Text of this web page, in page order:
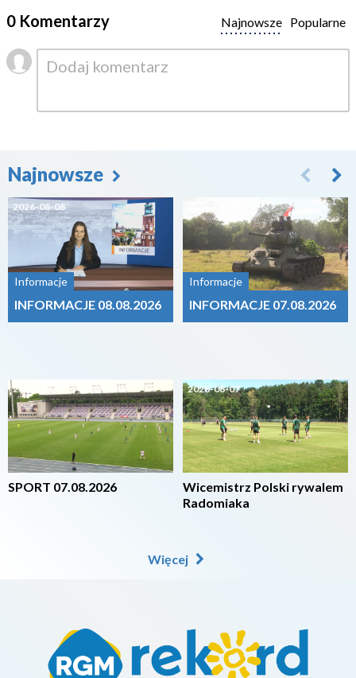
0 Komentarzy Popularne
Najnowsze
Najnowsze
2026-08-08
Informacje
INFORMACJE 08.08.2026
2026-08-07
SPORT 07.08.2026
Informacje
INFORMACJE 07.08.2026
2026-08-07
Wicemistrz Polski rywalem
Radomiaka
Więcej